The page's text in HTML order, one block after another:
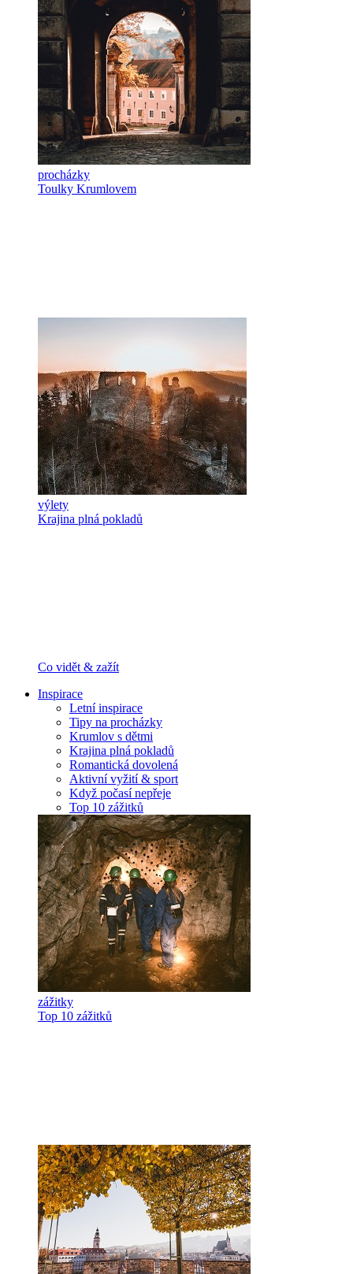
procházky
Toulky Krumlovem
výlety
Krajina plná pokladů
Co vidět & zažít
Inspirace
Letní inspirace
Tipy na procházky
Krumlov s dětmi
Krajina plná pokladů
Romantická dovolená
Aktivní vyžití & sport
Když počasí nepřeje
Top 10 zážitků
zážitky
Top 10 zážitků